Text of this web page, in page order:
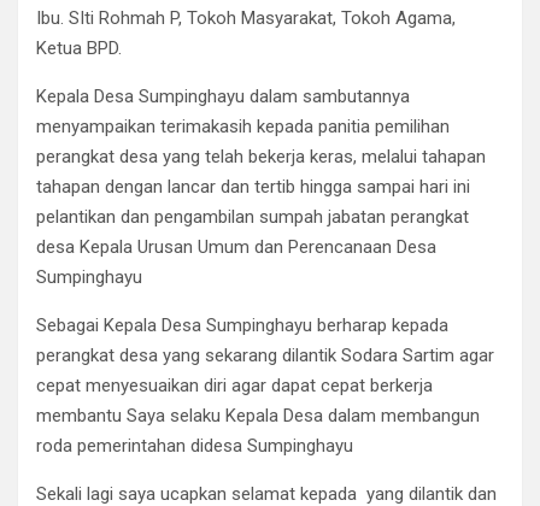
Ibu. SIti Rohmah P, Tokoh Masyarakat, Tokoh Agama,
Ketua BPD.
Kepala Desa Sumpinghayu dalam sambutannya
menyampaikan terimakasih kepada panitia pemilihan
perangkat desa yang telah bekerja keras, melalui tahapan
tahapan dengan lancar dan tertib hingga sampai hari ini
pelantikan dan pengambilan sumpah jabatan perangkat
desa Kepala Urusan Umum dan Perencanaan Desa
Sumpinghayu
Sebagai Kepala Desa Sumpinghayu berharap kepada
perangkat desa yang sekarang dilantik Sodara Sartim agar
cepat menyesuaikan diri agar dapat cepat berkerja
membantu Saya selaku Kepala Desa dalam membangun
roda pemerintahan didesa Sumpinghayu
Sekali lagi saya ucapkan selamat kepada yang dilantik dan